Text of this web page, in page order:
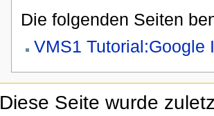
Die folgenden Seiten
VMS1 Tutorial:Google
Diese Seite wurde